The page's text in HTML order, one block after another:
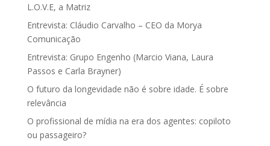
L.O.V.E, a Matriz
Entrevista: Cláudio Carvalho – CEO da Morya
Comunicação
Entrevista: Grupo Engenho (Marcio Viana, Laura
Passos e Carla Brayner)
O futuro da longevidade não é sobre idade. É sobre
relevância
O profissional de mídia na era dos agentes: copiloto
ou passageiro?